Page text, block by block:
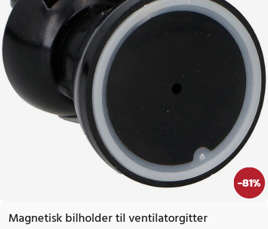
-81%
Magnetisk bilholder til ventilatorgitter